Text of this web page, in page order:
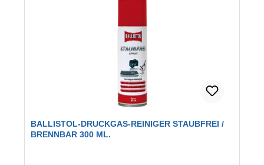
BALLISTOL-DRUCKGAS-REINIGER STAUBFREI /
BRENNBAR 300 ML.